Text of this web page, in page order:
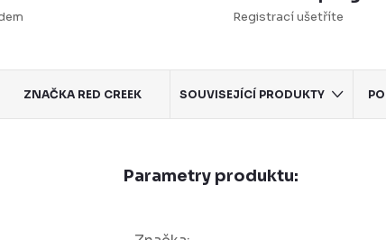
Registrací ušetříte
ZNAČKARED CREEK SOUVISEJÍCÍ PRODUKTY
Parametry produktu: